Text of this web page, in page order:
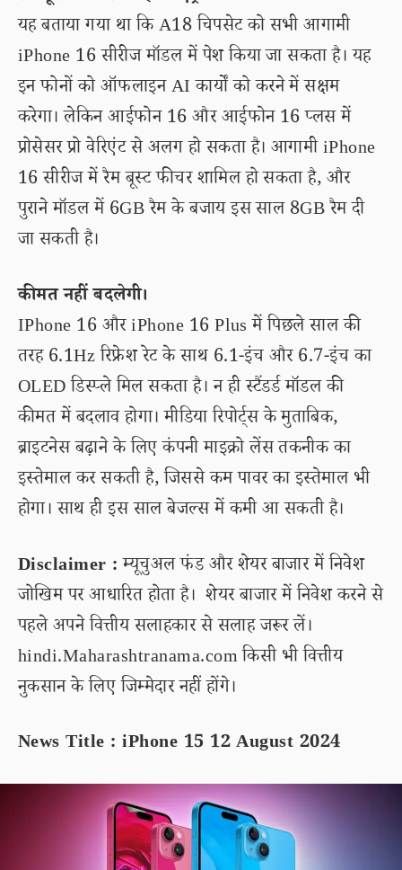
यह बताया गया था कि A18 चिपसेट को सभी आगामी
iPhone 16 सीरीज मॉडल में पेश किया जा सकता है। यह
इन फोनों को ऑफलाइन AI कार्यों को करने में सक्षम
करेगा। लेकिन आईफोन 16 और आईफोन 16 प्लस में
प्रोसेसर प्रो वेरिएंट से अलग हो सकता है। आगामी iPhone
16 सीरीज में रैम बूस्ट फीचर शामिल हो सकता है, और
पुराने मॉडल में 6GB रैम के बजाय इस साल 8GB रैम दी
जा सकती है।
कीमत नहीं बदलेगी।
IPhone 16 और iPhone 16 Plus में पिछले साल की
तरह 6.1Hz रिफ्रेश रेट के साथ 6.1-इंच और 6.7-इंच का
OLED डिस्प्ले मिल सकता है। न ही स्टैंडर्ड मॉडल की
कीमत में बदलाव होगा। मीडिया रिपोर्ट्स के मुताबिक,
ब्राइटनेस बढ़ाने के लिए कंपनी माइक्रो लेंस तकनीक का
इस्तेमाल कर सकती है, जिससे कम पावर का इस्तेमाल भी
होगा। साथ ही इस साल बेजल्स में कमी आ सकती है।
Disclaimer :म्यूचुअल फंड और शेयर बाजार में निवेश
जोखिम पर आधारित होता है। शेयर बाजार में निवेश करने से
पहले अपने वित्तीय सलाहकार से सलाह जरूर लें।
hindi.Maharashtranama.com किसी भी वित्तीय
नुकसान के लिए जिम्मेदार नहीं होंगे।
News Title : iPhone 15 12 August 2024